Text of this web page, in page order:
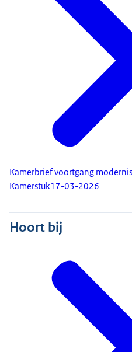
Kamerbrief voortgang
Kamerstuk17-03-2026
Hoort bij